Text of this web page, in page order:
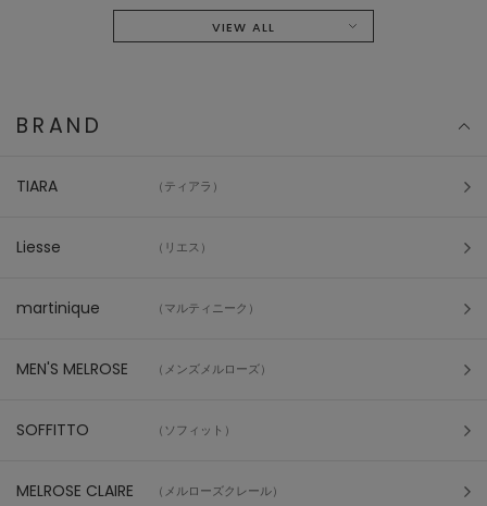
VIEW ALL
BRAND
TIARA （ティアラ）
Liesse （リエス）
martinique （マルティニーク）
MEN'S MELROSE （メンズメルローズ）
SOFFITTO （ソフィット）
MELROSE CLAIRE （メルローズクレール）